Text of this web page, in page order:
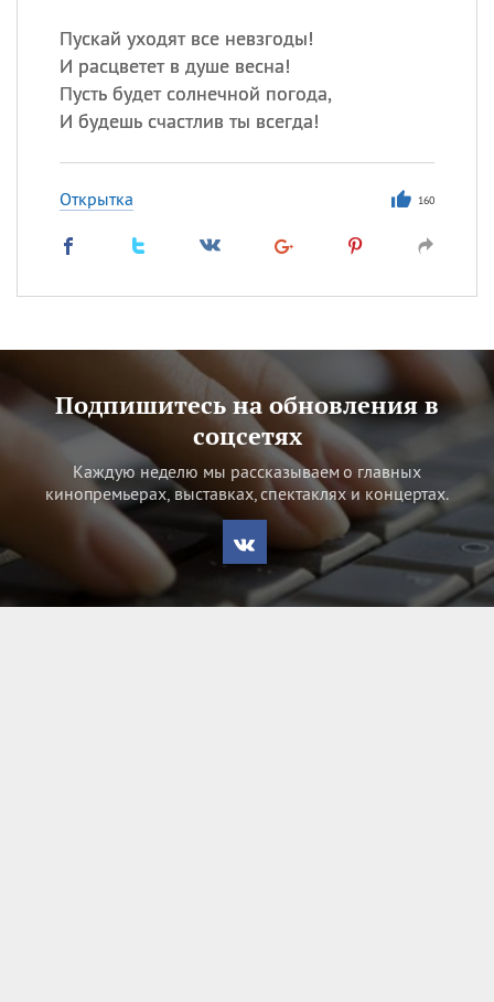
Пускай уходят все невзгоды!
И расцветет в душе весна!
Пусть будет солнечной погода,
И будешь счастлив ты всегда!
Открытка 160
Подпишитесь на обновления в
соцсетях
Каждую неделю мы рассказываем о главных
кинопремьерах, выставках, спектаклях и концертах.